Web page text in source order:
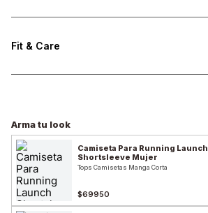
Fit & Care
Arma tu look
Camiseta Para Running Launch
Shortsleeve Mujer
Tops Camisetas Manga Corta
$69950